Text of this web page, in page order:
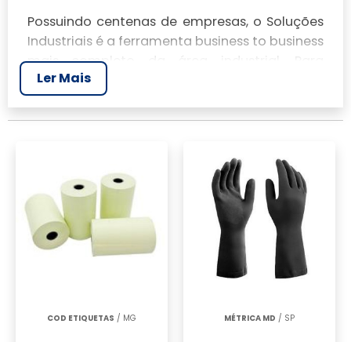
Possuindo centenas de empresas, o Soluções
Industriais é a ferramenta business to business
mais completo da área industrial. Para
realizar um orçamento de Onde comprar
clichê de flexografia, clique em um ou mais
dos anuciantes a seguir:
Ler Mais
COD ETIQUETAS / MG MÉTRICA MD / SP